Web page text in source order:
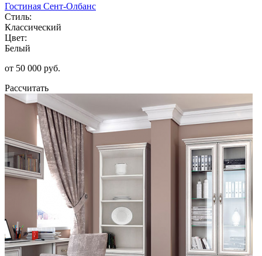
Гостиная Сент-Олбанс
Стиль:
Классический
Цвет:
Белый
от 50 000 руб.
Рассчитать